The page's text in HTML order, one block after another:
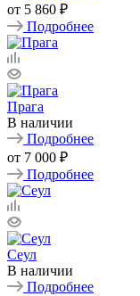
от 5 860 ₽
Подробнее
Прага
В наличии
Подробнее
от 7 000 ₽
Подробнее
Сеул
В наличии
Подробнее